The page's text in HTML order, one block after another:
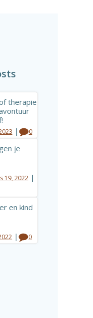
therapie
| 0
je
19, 2022 |
en kind
| 0